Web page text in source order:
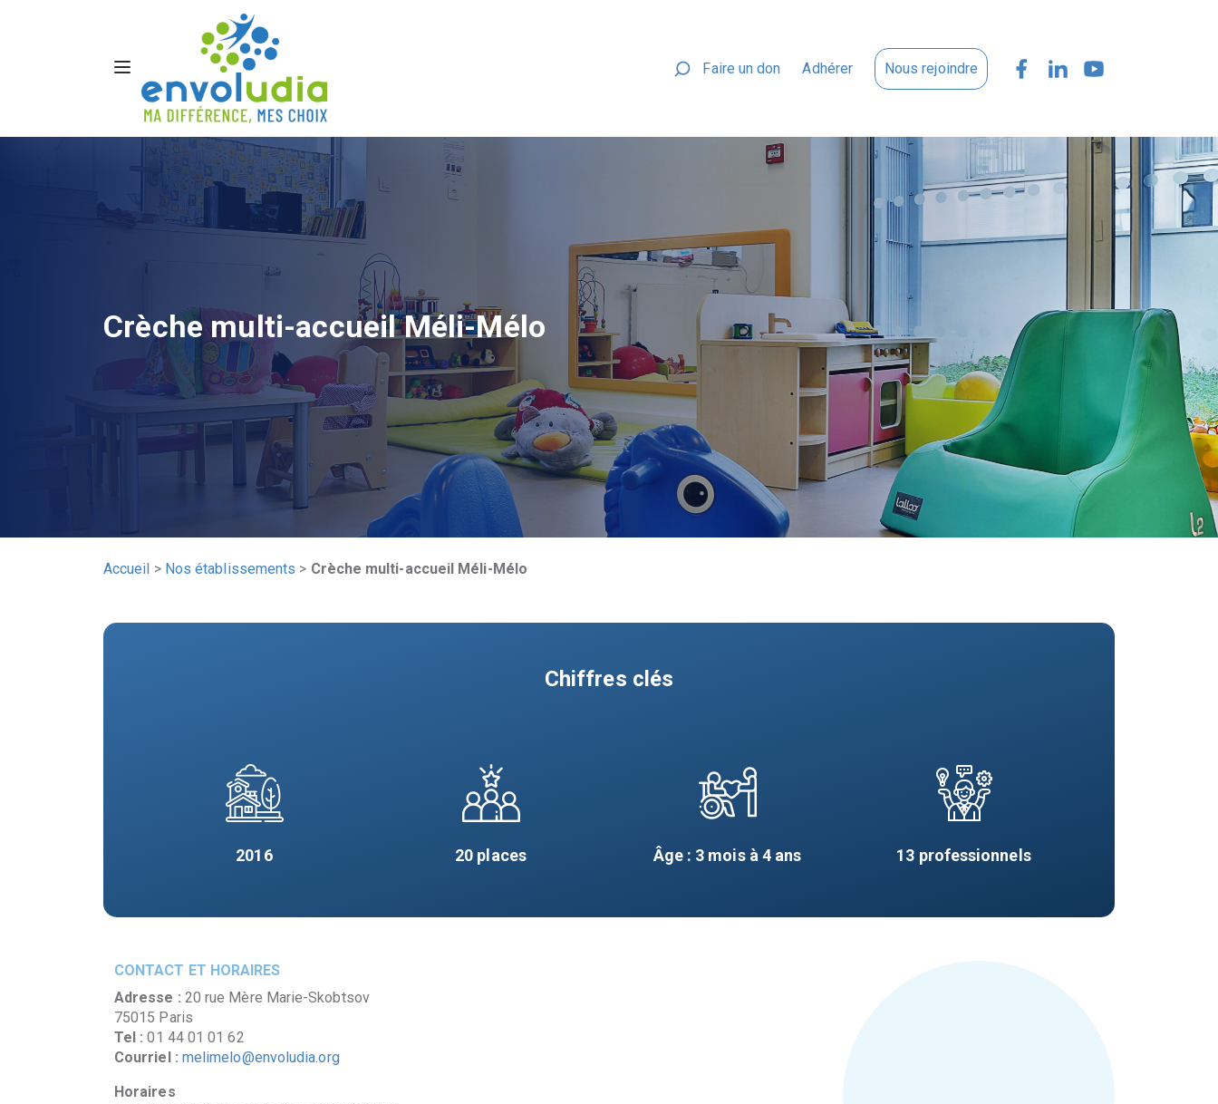
Faire un don Adhérer Nous rejoindre
Crèche multi-accueil Méli-Mélo
Accueil > Nos établissements > Crèche multi-accueil Méli-Mélo
Chiffres clés
2016 20 places Âge : 3 mois à 4 ans 13 professionnels
CONTACT ET HORAIRES
Adresse : 20 rue Mère Marie-Skobtsov
75015 Paris
Tel : 01 44 01 01 62
Courriel : melimelo@envoludia.org
Horaires